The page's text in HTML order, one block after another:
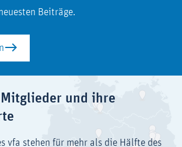
Beiträge.
Mitglieder und ihre
vfa stehen für mehr als die Hälfte des